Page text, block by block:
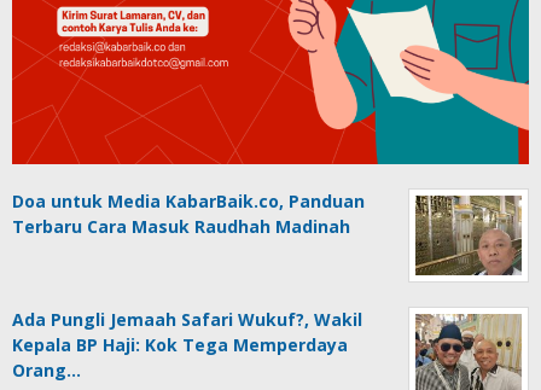
Doa untuk Media KabarBaik.co, Panduan
Terbaru Cara Masuk Raudhah Madinah
Ada Pungli Jemaah Safari Wukuf?, Wakil
Kepala BP Haji: Kok Tega Memperdaya
Orang…